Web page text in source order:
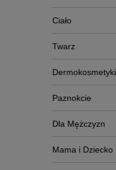
Ciało
Twarz
Dermokosmetyki
Paznokcie
Dla Mężczyzn
Mama i Dziecko